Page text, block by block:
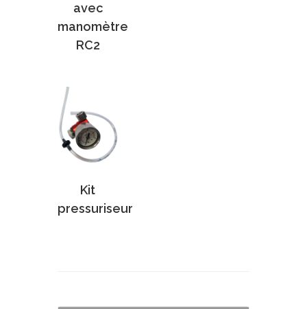
avec
manomètre
RC2
Kit
pressuriseur